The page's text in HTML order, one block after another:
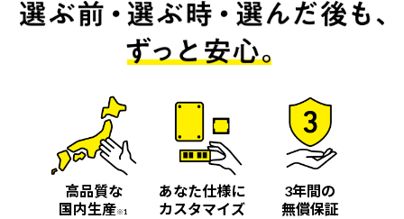
高品質な
国内生産※1
あなた仕様に
カスタマイズ
3年間の
無償保証